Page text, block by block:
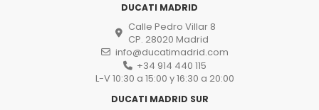
DUCATI MADRID
Calle Pedro Villar 8
CP. 28020 Madrid
info@ducatimadrid.com
+34 914 440 115
L-V 10:30 a 15:00 y 16:30 a 20:00
DUCATI MADRID SUR